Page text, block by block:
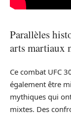
Parallèles
arts martiaux
Ce combat UFC
également être
mythiques qui
mixtes. Des